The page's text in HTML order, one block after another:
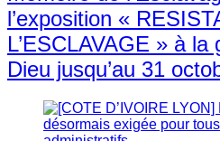
l’exposition «
L’ESCLAVAGE » à
Dieu jusqu’au 31